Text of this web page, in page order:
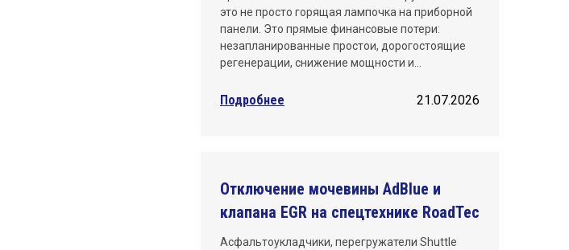
это не просто горящая лампочка на приборной
панели. Это прямые финансовые потери:
незапланированные простои, дорогостоящие
регенерации, снижение мощности и…
21.07.2026
Подробнее
Отключение мочевины AdBlue и
клапана EGR на спецтехнике RoadTec
Асфальтоукладчики, перегружатели Shuttle